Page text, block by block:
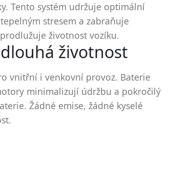
Tento systém udržuje optimální
stresem a zabraňuje
životnost vozíku.
životnost
vnitřní i venkovní provoz. Baterie
minimalizují údržbu a pokročilý
Žádné emise, žádné kyselé